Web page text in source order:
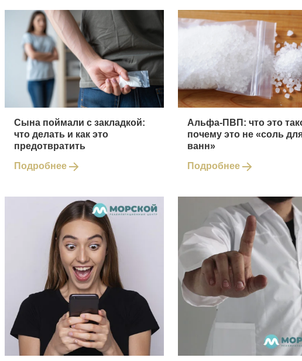
Сына поймали с закладкой:
что делать и как это
предотвратить
Подробнее
Альфа-ПВП: что это
почему это не «соль
ванн»
Подробнее